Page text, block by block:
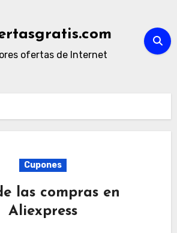
ofertas de Internet
Cupones
las compras en
Aliexpress